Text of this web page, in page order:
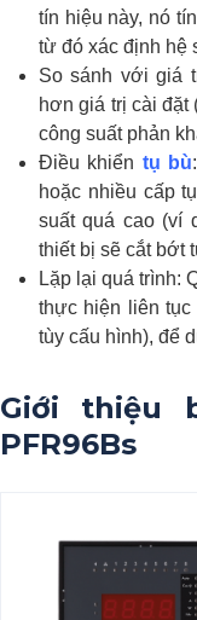
tín hiệu này, nó
từ đó xác định hệ
So sánh với giá
hơn giá trị cài đặt
công suất phản
Điều khiển tụ bù
hoặc nhiều cấp
suất quá cao (ví
thiết bị sẽ cắt bớt
Lặp lại quá trình:
thực hiện liên tục
tùy cấu hình), để
Giới thiệu
PFR96Bs